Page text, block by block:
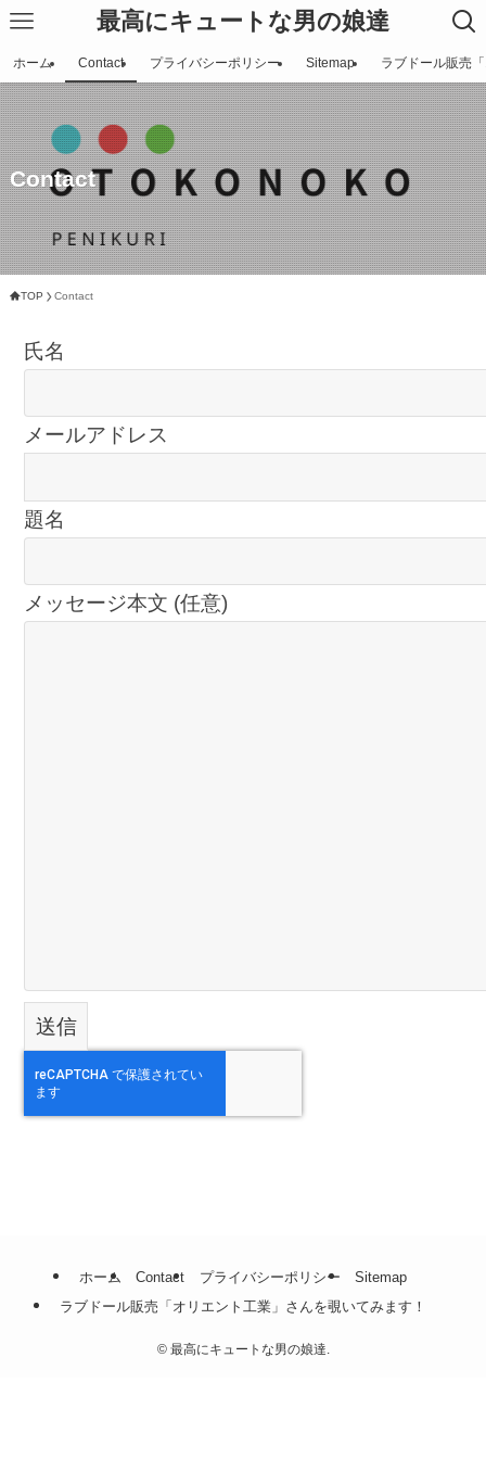
最高にキュートな男の娘達
ホーム Contact プライバシーポリシー Sitemap ラブドール販売
Contact
TOP Contact
氏名
メールアドレス
題名
メッセージ本文 (任意)
ホーム Contact プライバシーポリシー
Sitemap
ラブドール販売「オリエント工業」さんを覗いてみます！
©最高にキュートな男の娘達.